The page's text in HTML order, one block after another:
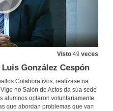
Visto 49 veces
González Cespón
Colaborativos, realízase na
no Salón de Actos da súa sede
alumnos optaron voluntariamente
que abordan problemas que van